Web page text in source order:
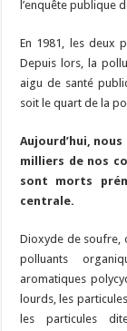
l’enquête publique
En 1981, les deux
Depuis lors, la
aigu de santé
soit le quart de la
Aujourd’hui,
milliers de nos
sont morts
centrale.
Dioxyde de soufre,
polluants
aromatiques
lourds, les
les particules